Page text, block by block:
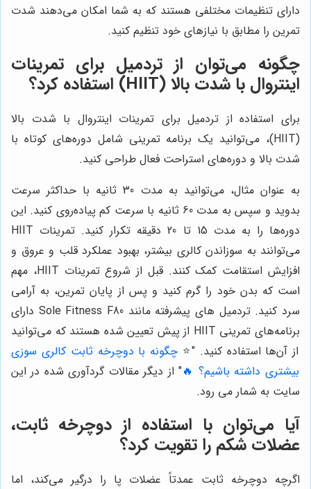
دارای تنظیمات مختلفی هستند که به شما امکان می‌دهند شدت
تمرین را مطابق با نیازهای خود تنظیم کنید.
چگونه می‌توان از تردمیل برای تمرینات
اینتروال با شدت بالا (HIIT) استفاده کرد؟
برای استفاده از تردمیل برای تمرینات اینتروال با شدت بالا
(HIIT)، می‌توانید یک برنامه تمرینی شامل دوره‌های کوتاه با
شدت بالا و دوره‌های استراحت فعال طراحی کنید.
به عنوان مثال، می‌توانید به مدت 30 ثانیه با حداکثر سرعت
بدوید و سپس به مدت 60 ثانیه با سرعت کم پیاده‌روی کنید. این
دوره‌ها را به مدت 15 تا 20 دقیقه تکرار کنید. تمرینات HIIT
می‌توانند به سوزاندن کالری بیشتر، بهبود عملکرد قلب و عروق و
افزایش استقامت کمک کنند. قبل از شروع تمرینات HIIT، مهم
است که بدن خود را گرم کنید و پس از پایان تمرین، به آرامی
سرد کنید. تردمیل های پیشرفته مانند Sole Fitness F80 دارای
برنامه‌های تمرینی HIIT از پیش تعیین شده هستند که می‌توانید
از آن‌ها استفاده کنید."⭐️ چگونه با دوچرخه ثابت کالری سوزی
بیشتری داشته باشیم؟ 🔥" از دیگر مقالات گردآوری شده در این
سایت به شمار می رود.
آیا می‌توان با استفاده از دوچرخه ثابت،
عضلات شکم را تقویت کرد؟
اگرچه دوچرخه ثابت عمدتاً عضلات پا را درگیر می‌کند، اما